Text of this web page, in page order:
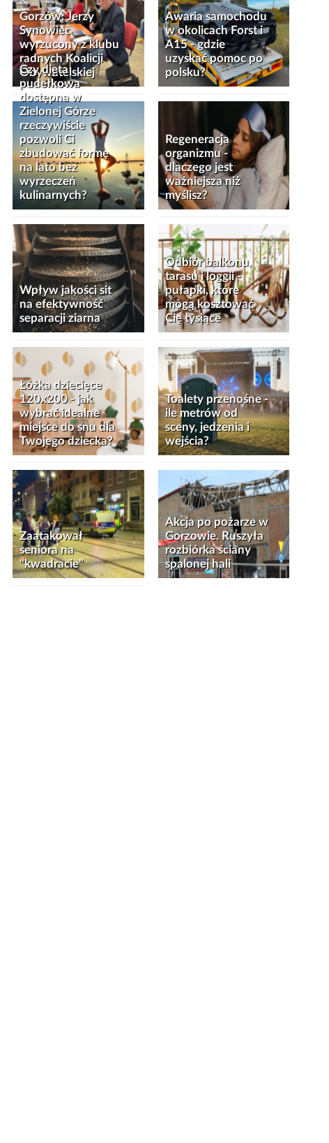
Gorzów: Jerzy
Synowiec
wyrzucony z klubu
radnych Koalicji
Obywatelskiej
Awaria samochodu
w okolicach Forst i
A15 - gdzie
uzyskać pomoc po
polsku?
Czy dieta
pudełkowa
dostępna w
Zielonej Górze
rzeczywiście
pozwoli Ci
zbudować formę
na lato bez
wyrzeczeń
kulinarnych?
Regeneracja
organizmu -
dlaczego jest
ważniejsza niż
myślisz?
Wpływ jakości sit
na efektywność
separacji ziarna
Odbiór balkonu,
tarasu i loggii -
pułapki, które
mogą kosztować
Cię tysiące
Łóżka dziecięce
120x200 - jak
wybrać idealne
miejsce do snu dla
Twojego dziecka?
Toalety przenośne -
ile metrów od
sceny, jedzenia i
wejścia?
Zaatakował
seniora na
"kwadracie"
Akcja po pożarze w
Gorzowie. Ruszyła
rozbiórka ściany
spalonej hali